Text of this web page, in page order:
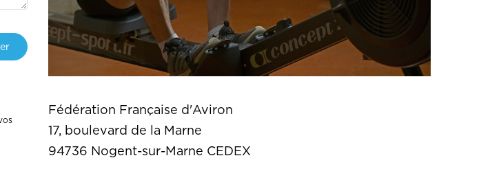
Fédération Française d'Aviron
17, boulevard de la Marne
94736 Nogent-sur-Marne CEDEX